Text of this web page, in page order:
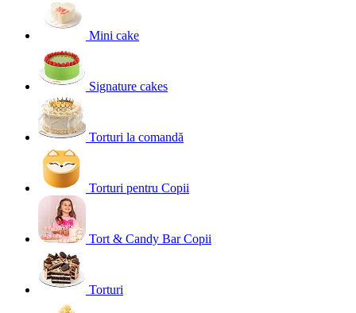
Mini cake
Signature cakes
Torturi la comandă
Torturi pentru Copii
Tort & Candy Bar Copii
Torturi